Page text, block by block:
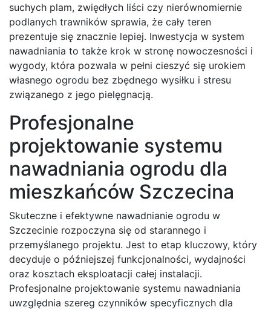
suchych plam, zwiędłych liści czy nierównomiernie
podlanych trawników sprawia, że cały teren
prezentuje się znacznie lepiej. Inwestycja w system
nawadniania to także krok w stronę nowoczesności i
wygody, która pozwala w pełni cieszyć się urokiem
własnego ogrodu bez zbędnego wysiłku i stresu
związanego z jego pielęgnacją.
Profesjonalne
projektowanie systemu
nawadniania ogrodu dla
mieszkańców Szczecina
Skuteczne i efektywne nawadnianie ogrodu w
Szczecinie rozpoczyna się od starannego i
przemyślanego projektu. Jest to etap kluczowy, który
decyduje o późniejszej funkcjonalności, wydajności
oraz kosztach eksploatacji całej instalacji.
Profesjonalne projektowanie systemu nawadniania
uwzględnia szereg czynników specyficznych dla